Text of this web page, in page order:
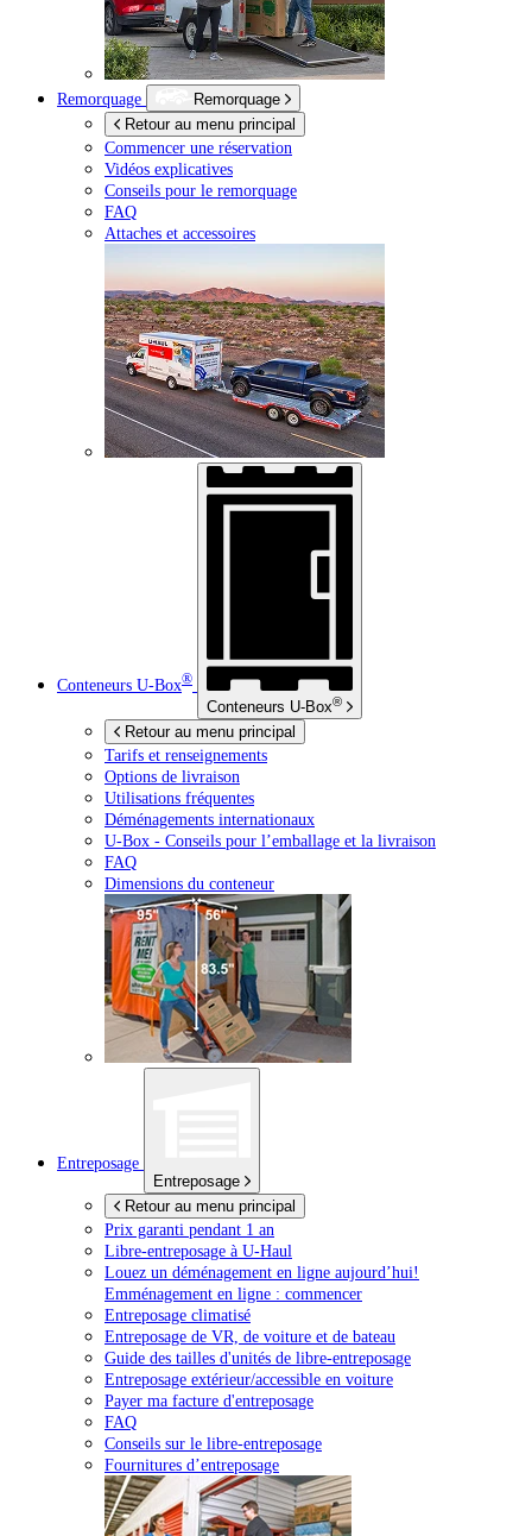
Remorquage
Remorquage
Retour au menu principal
Commencer une réservation
Vidéos explicatives
Conseils pour le remorquage
FAQ
Attaches et accessoires
Conteneurs U-Box®
Conteneurs U-Box®
Retour au menu principal
Tarifs et renseignements
Options de livraison
Utilisations fréquentes
Déménagements internationaux
U-Box - Conseils pour l’emballage et la livraison
FAQ
Dimensions du conteneur
Entreposage
Entreposage
Retour au menu principal
Prix garanti pendant 1 an
Libre-entreposage à U-Haul
Louez un déménagement en ligne aujourd’hui!
Emménagement en ligne : commencer
Entreposage climatisé
Entreposage de VR, de voiture et de bateau
Guide des tailles d'unités de libre-entreposage
Entreposage extérieur/accessible en voiture
Payer ma facture d'entreposage
FAQ
Conseils sur le libre-entreposage
Fournitures d’entreposage